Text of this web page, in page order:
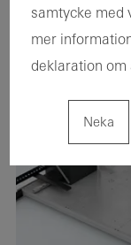
samtycke med
mer
deklaration om
Neka